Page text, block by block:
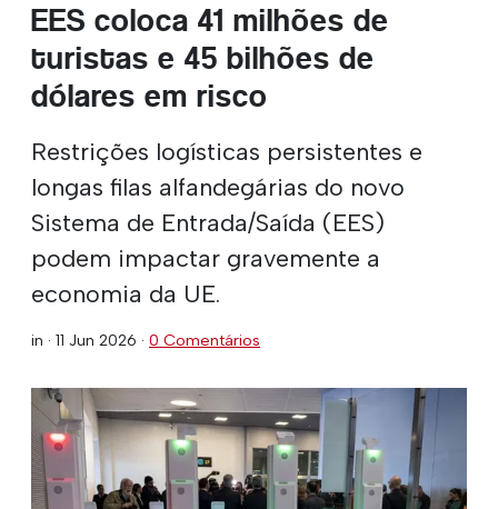
EES coloca 41 milhões de
turistas e 45 bilhões de
dólares em risco
Restrições logísticas persistentes e
longas filas alfandegárias do novo
Sistema de Entrada/Saída (EES)
podem impactar gravemente a
economia da UE.
in · 11 Jun 2026 · 0 Comentários